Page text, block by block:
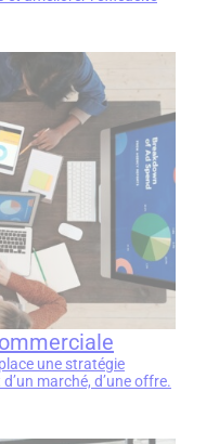
une stratégie
marché, d’une offre.